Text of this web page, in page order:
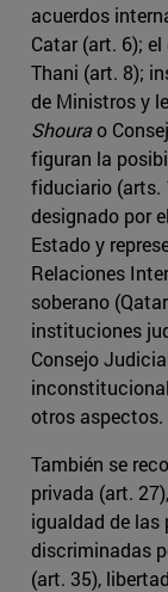
acuerdos
Catar (art. 6);
Thani (art. 8);
de Ministros y
Shourao
figuran la
fiduciario (arts.
designado por
Estado y
Relaciones
soberano
instituciones
Consejo
otros aspectos.
También se
privada (art.
igualdad de las
discriminadas
(art. 35),